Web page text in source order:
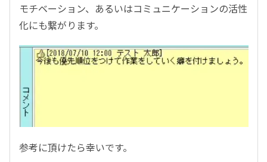
モチベーション、あるいはコミュニケーションの活性
化にも繋がります。
参考に頂けたら幸いです。